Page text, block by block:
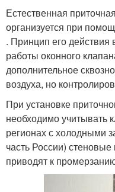
Естественная
организуется при
. Принцип его действия
работы оконного
дополнительное
воздуха, но
При установке
необходимо учитывать
регионах с холодными
часть России)
приводят к